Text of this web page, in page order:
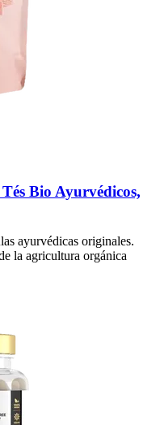
Bio Ayurvédicos,
ayurvédicas originales.
la agricultura orgánica